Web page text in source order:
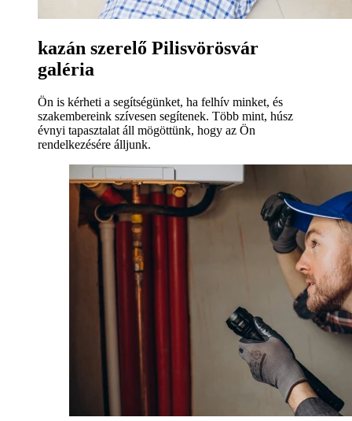
kazán szerelő Pilisvörösvár
galéria
Ön is kérheti a segítségünket, ha felhív minket, és
szakembereink szívesen segítenek. Több mint, húsz
évnyi tapasztalat áll mögöttünk, hogy az Ön
rendelkezésére álljunk.